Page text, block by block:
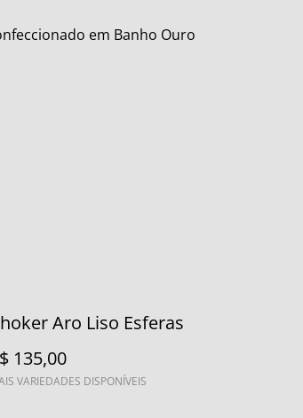
em Banho Ouro
Aro Liso Esferas
135,00
VARIEDADES DISPONÍVEIS